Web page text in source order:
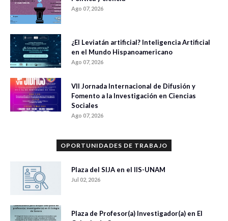
Ago 07, 2026
¿El Leviatán artificial? Inteligencia Artificial
en el Mundo Hispanoamericano
Ago 07, 2026
VII Jornada Internacional de Difusión y
Fomento a la Investigación en Ciencias
Sociales
Ago 07, 2026
OPORTUNIDADES DE TRABAJO
Plaza del SIJA en el IIS-UNAM
Jul 02, 2026
Plaza de Profesor(a) Investigador(a) en El